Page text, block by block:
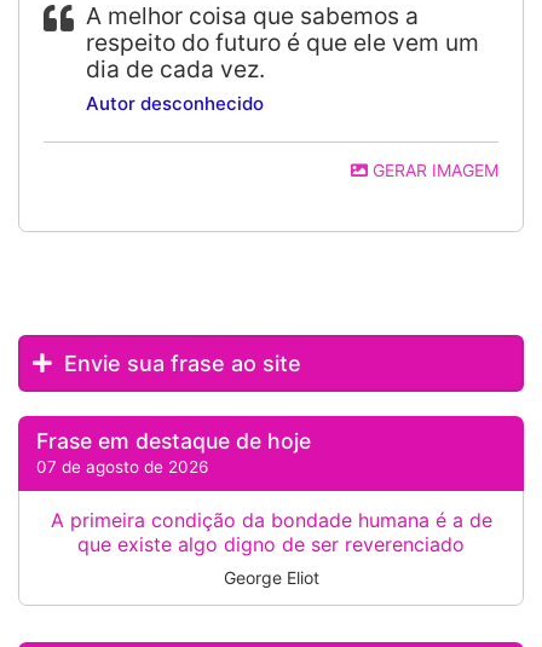
A melhor coisa que sabemos a
respeito do futuro é que ele vem um
dia de cada vez.
Autor desconhecido
GERAR IMAGEM
Envie sua frase ao site
Frase em destaque de hoje
07 de agosto de 2026
A primeira condição da bondade humana é a de
que existe algo digno de ser reverenciado
George Eliot